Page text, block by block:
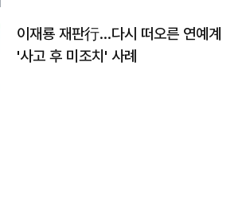
이재룡 재판行…다시 떠오른 연예계
'사고 후 미조치' 사례